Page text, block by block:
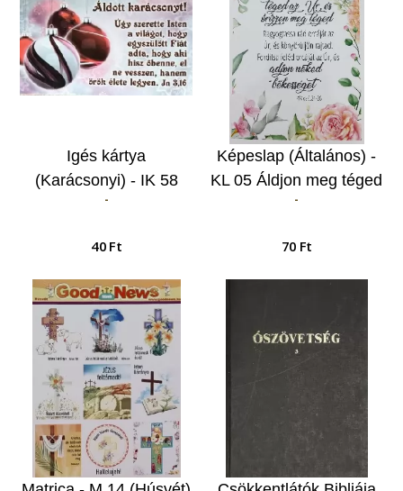
Igés kártya
(Karácsonyi) - IK 58
Úgy szerette Isten a
-
40 Ft
Képeslap (Általános) -
KL 05 Áldjon meg téged
az Úr, és őrizzen meg
-
70 Ft